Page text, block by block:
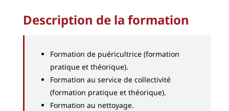
Description de la formation
Formation de puéricultrice (formation
pratique et théorique).
Formation au service de collectivité
(formation pratique et théorique).
Formation au nettoyage.